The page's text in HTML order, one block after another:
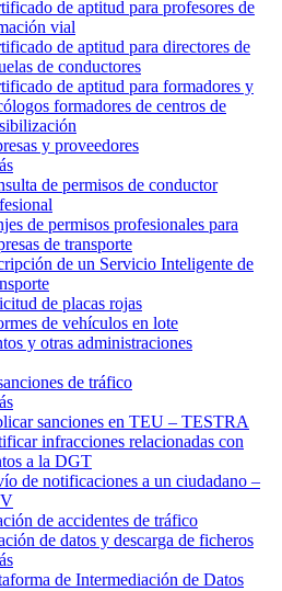
de aptitud para profesores de
vial
de aptitud para directores de
de conductores
de aptitud para formadores y
formadores de centros de
y proveedores
de permisos de conductor
de permisos profesionales para
de transporte
de un Servicio Inteligente de
de placas rojas
de vehículos en lote
y otras administraciones
de tráfico
sanciones en TEU – TESTRA
infracciones relacionadas con
a la DGT
de notificaciones a un ciudadano –
de accidentes de tráfico
de datos y descarga de ficheros
de Intermediación de Datos